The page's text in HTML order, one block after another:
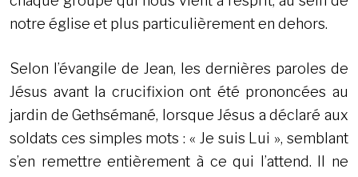
notre église et plus particulièrement en dehors.
Selon l’évangile de Jean, les dernières paroles de
Jésus avant la crucifixion ont été prononcées au
jardin de Gethsémané, lorsque Jésus a déclaré aux
soldats ces simples mots : « Je suis Lui », semblant
s’en remettre entièrement à ce qui l’attend. Il ne